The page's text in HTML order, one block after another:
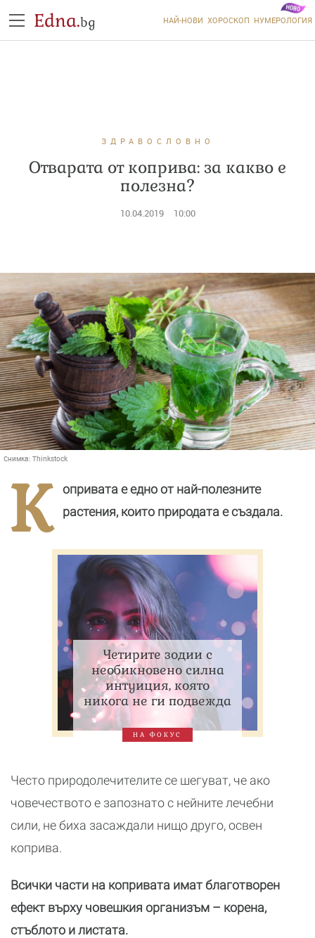
Edna.bg НАЙ-НОВИ ХОРОСКОП НУМЕРОЛОГИЯ
ЗДРАВОСЛОВНО
Отварата от коприва: за какво е
полезна?
10.04.2019 10:00
Снимка: Thinkstock
К
опривата е едно от най-полезните
растения, които природата е създала.
Четирите зодии с
необикновено силна
интуиция, която
никога не ги подвежда
НА ФОКУС
Често природолечителите се шегуват, че ако
човечеството е запознато с нейните лечебни
сили, не биха засаждали нищо друго, освен
коприва.
Всички части на копривата имат благотворен
ефект върху човешкия организъм – корена,
стъблото и листата.